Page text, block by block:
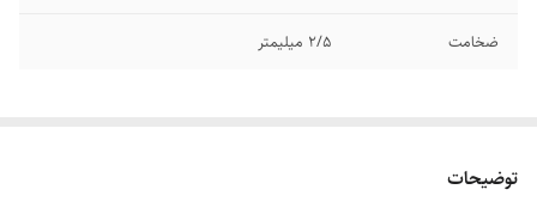
ضخامت 2/5 میلیمتر
توضیحات